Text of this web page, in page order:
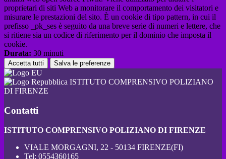
proprietari di siti Web a monitorare il comportamento dei visitatori e
misurare le prestazioni del sito. È un cookie di tipo pattern, in cui il
prefisso _pk_ses è seguito da una breve serie di numeri e lettere, che
si ritiene sia un codice di riferimento per il dominio che imposta il
cookie.
Durata: 30 minuti
Accetta tutti Salva le preferenze
ISTITUTO COMPRENSIVO POLIZIANO
DI FIRENZE
Contatti
ISTITUTO COMPRENSIVO POLIZIANO DI FIRENZE
VIALE MORGAGNI, 22 - 50134 FIRENZE(FI)
Tel: 0554360165